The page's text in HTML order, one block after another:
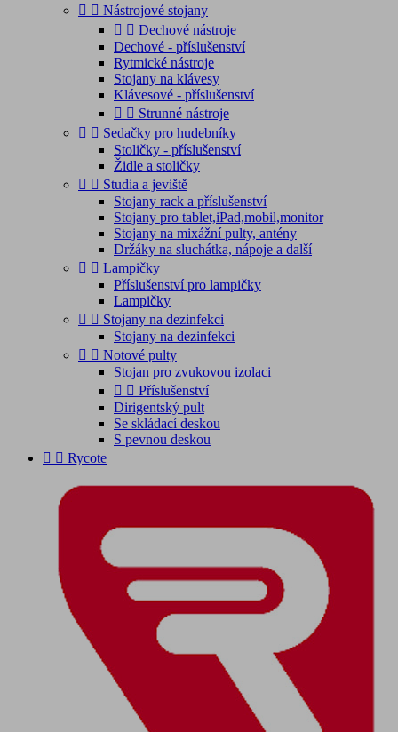
  Nástrojové stojany
  Dechové nástroje
Dechové - příslušenství
Rytmické nástroje
Stojany na klávesy
Klávesové - příslušenství
  Strunné nástroje
  Sedačky pro hudebníky
Stoličky - příslušenství
Židle a stoličky
  Studia a jeviště
Stojany rack a příslušenství
Stojany pro tablet,iPad,mobil,monitor
Stojany na mixážní pulty, antény
Držáky na sluchátka, nápoje a další
  Lampičky
Příslušenství pro lampičky
Lampičky
  Stojany na dezinfekci
Stojany na dezinfekci
  Notové pulty
Stojan pro zvukovou izolaci
  Příslušenství
Dirigentský pult
Se skládací deskou
S pevnou deskou
  Rycote